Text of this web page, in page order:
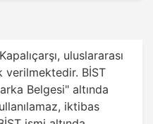
uluslararası
verilmektedir. BİST
Belgesi" altında
iktibas